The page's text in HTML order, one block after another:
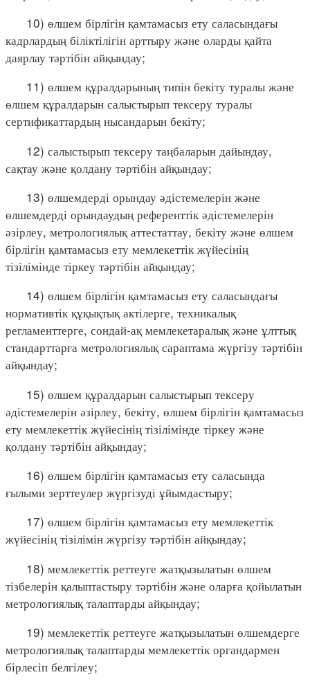
10) өлшем бірлігін қамтамасыз ету саласындағы
кадрлардың біліктілігін арттыру және оларды қайта
даярлау тәртібін айқындау;
11) өлшем құралдарының типін бекіту туралы және
өлшем құралдарын салыстырып тексеру туралы
сертификаттардың нысандарын бекіту;
12) салыстырып тексеру таңбаларын дайындау,
сақтау және қолдану тәртібін айқындау;
13) өлшемдерді орындау әдістемелерін және
өлшемдерді орындаудың референттік әдістемелерін
әзірлеу, метрологиялық аттестаттау, бекіту және өлшем
бірлігін қамтамасыз ету мемлекеттік жүйесінің
тізілімінде тіркеу тәртібін айқындау;
14) өлшем бірлігін қамтамасыз ету саласындағы
нормативтік құқықтық актілерге, техникалық
регламенттерге, сондай-ақ мемлекетаралық және ұлттық
стандарттарға метрологиялық сараптама жүргізу тәртібін
айқындау;
15) өлшем құралдарын салыстырып тексеру
әдістемелерін әзірлеу, бекіту, өлшем бірлігін қамтамасыз
ету мемлекеттік жүйесінің тізілімінде тіркеу және
қолдану тәртібін айқындау;
16) өлшем бірлігін қамтамасыз ету саласында
ғылыми зерттеулер жүргізуді ұйымдастыру;
17) өлшем бірлігін қамтамасыз ету мемлекеттік
жүйесінің тізілімін жүргізу тәртібін айқындау;
18) мемлекеттік реттеуге жатқызылатын өлшем
тізбелерін қалыптастыру тәртібін және оларға қойылатын
метрологиялық талаптарды айқындау;
19) мемлекеттік реттеуге жатқызылатын өлшемдерге
метрологиялық талаптарды мемлекеттік органдармен
бірлесіп белгілеу;